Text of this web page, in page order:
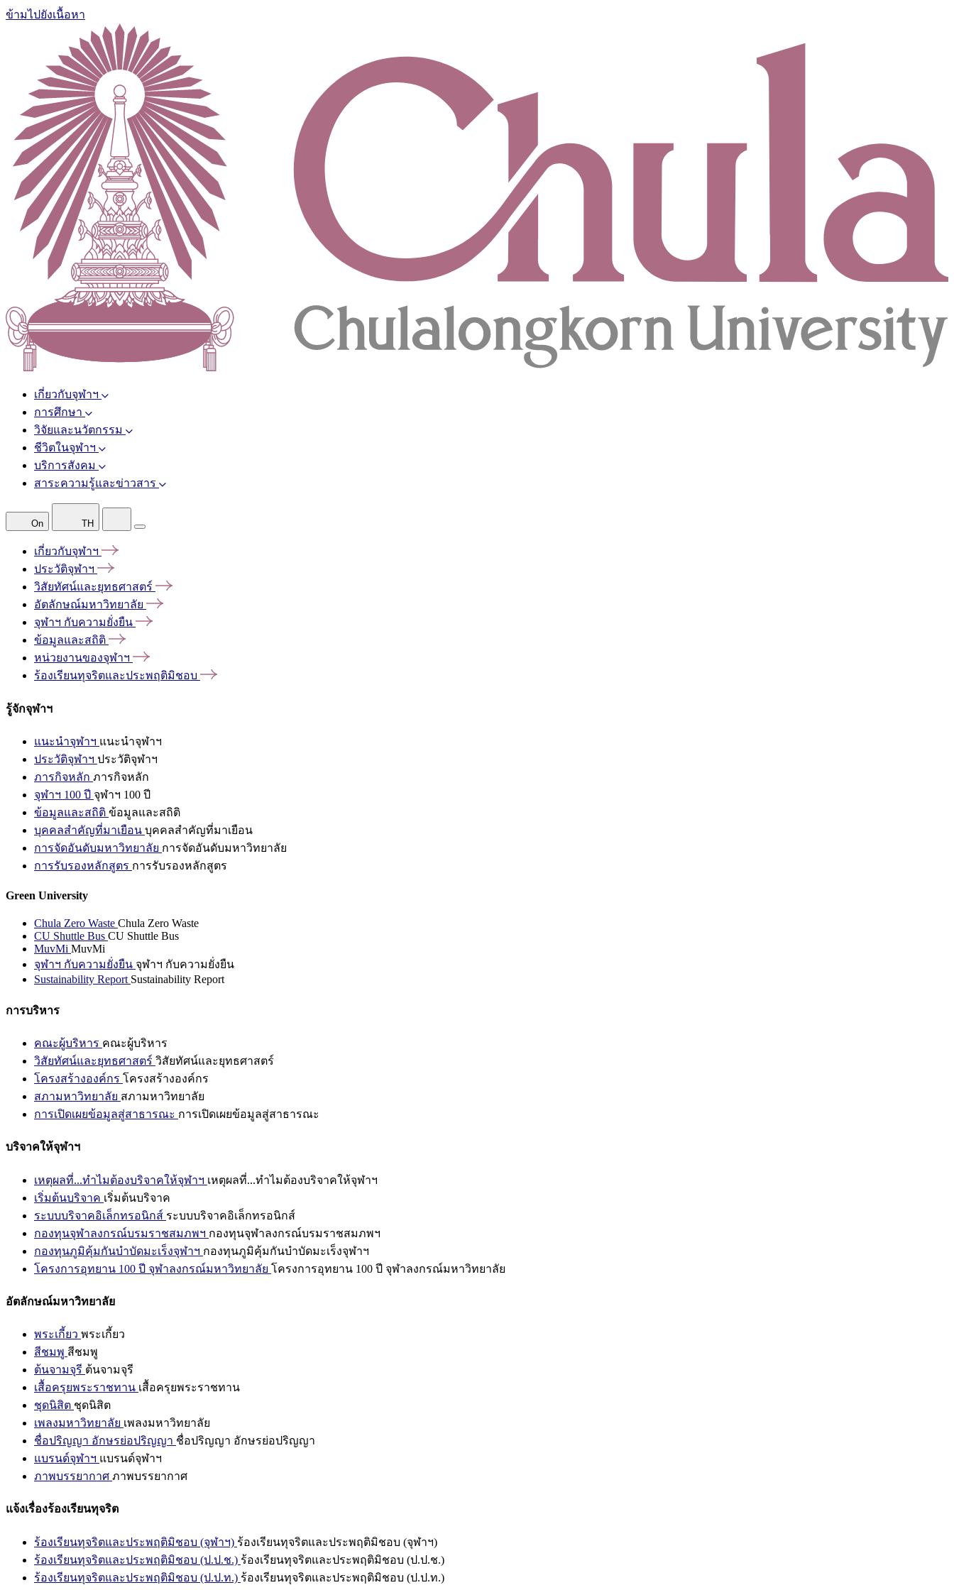
ข้ามไปยังเนื้อหา
เกี่ยวกับจุฬาฯ
การศึกษา
วิจัยและนวัตกรรม
ชีวิตในจุฬาฯ
บริการสังคม
สาระความรู้และข่าวสาร
On TH
เกี่ยวกับจุฬาฯ
ประวัติจุฬาฯ
วิสัยทัศน์และยุทธศาสตร์
อัตลักษณ์มหาวิทยาลัย
จุฬาฯ กับความยั่งยืน
ข้อมูลและสถิติ
หน่วยงานของจุฬาฯ
ร้องเรียนทุจริตและประพฤติมิชอบ
รู้จักจุฬาฯ
แนะนำจุฬาฯ แนะนำจุฬาฯ
ประวัติจุฬาฯ ประวัติจุฬาฯ
ภารกิจหลัก ภารกิจหลัก
จุฬาฯ 100 ปี จุฬาฯ 100 ปี
ข้อมูลและสถิติ ข้อมูลและสถิติ
บุคคลสำคัญที่มาเยือน บุคคลสำคัญที่มาเยือน
การจัดอันดับมหาวิทยาลัย การจัดอันดับมหาวิทยาลัย
การรับรองหลักสูตร การรับรองหลักสูตร
Green University
Chula Zero Waste Chula Zero Waste
CU Shuttle Bus CU Shuttle Bus
MuvMi MuvMi
จุฬาฯ กับความยั่งยืน จุฬาฯ กับความยั่งยืน
Sustainability Report Sustainability Report
การบริหาร
คณะผู้บริหาร คณะผู้บริหาร
วิสัยทัศน์และยุทธศาสตร์ วิสัยทัศน์และยุทธศาสตร์
โครงสร้างองค์กร โครงสร้างองค์กร
สภามหาวิทยาลัย สภามหาวิทยาลัย
การเปิดเผยข้อมูลสู่สาธารณะ การเปิดเผยข้อมูลสู่สาธารณะ
บริจาคให้จุฬาฯ
เหตุผลที่...ทำไมต้องบริจาคให้จุฬาฯ เหตุผลที่...ทำไมต้องบริจาคให้จุฬาฯ
เริ่มต้นบริจาค เริ่มต้นบริจาค
ระบบบริจาคอิเล็กทรอนิกส์ ระบบบริจาคอิเล็กทรอนิกส์
กองทุนจุฬาลงกรณ์บรมราชสมภพฯ กองทุนจุฬาลงกรณ์บรมราชสมภพฯ
กองทุนภูมิคุ้มกันบำบัดมะเร็งจุฬาฯ กองทุนภูมิคุ้มกันบำบัดมะเร็งจุฬาฯ
โครงการอุทยาน 100 ปี จุฬาลงกรณ์มหาวิทยาลัย โครงการอุทยาน 100 ปี จุฬาลงกรณ์มหาวิทยาลัย
อัตลักษณ์มหาวิทยาลัย
พระเกี้ยว พระเกี้ยว
สีชมพู สีชมพู
ต้นจามจุรี ต้นจามจุรี
เสื้อครุยพระราชทาน เสื้อครุยพระราชทาน
ชุดนิสิต ชุดนิสิต
เพลงมหาวิทยาลัย เพลงมหาวิทยาลัย
ชื่อปริญญา อักษรย่อปริญญา ชื่อปริญญา อักษรย่อปริญญา
แบรนด์จุฬาฯ แบรนด์จุฬาฯ
ภาพบรรยากาศ ภาพบรรยากาศ
แจ้งเรื่องร้องเรียนทุจริต
ร้องเรียนทุจริตและประพฤติมิชอบ (จุฬาฯ) ร้องเรียนทุจริตและประพฤติมิชอบ (จุฬาฯ)
ร้องเรียนทุจริตและประพฤติมิชอบ (ป.ป.ช.) ร้องเรียนทุจริตและประพฤติมิชอบ (ป.ป.ช.)
ร้องเรียนทุจริตและประพฤติมิชอบ (ป.ป.ท.) ร้องเรียนทุจริตและประพฤติมิชอบ (ป.ป.ท.)